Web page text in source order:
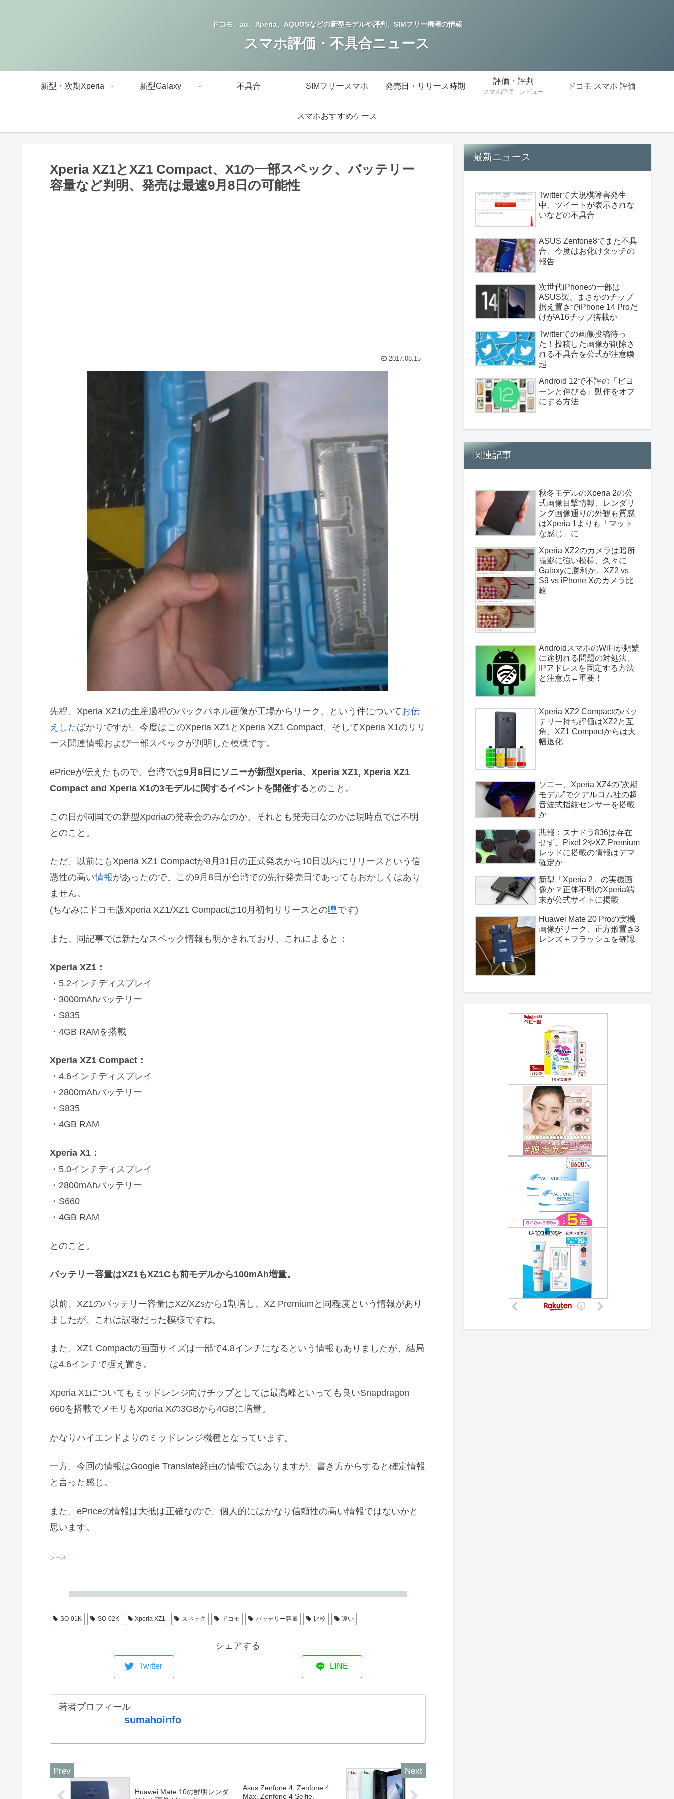
ドコモ、au、Xperia、AQUOSなどの新型モデルや評判、SIMフリー機種の情報
スマホ評価・不具合ニュース
新型・次期Xperia 新型Galaxy 不具合 SIMフリースマホ 発売日・リリース時期
評価・評判
スマホ評価 レビュー
ドコモ スマホ 評価
スマホおすすめケース
Xperia XZ1とXZ1 Compact、X1の一部スペック、バッテリー
容量など判明、発売は最速9月8日の可能性
2017.08.15
先程、Xperia XZ1の生産過程のバックパネル画像が工場からリーク、という件についてお伝
えしたばかりですが、今度はこのXperia XZ1とXperia XZ1 Compact、そしてXperia X1のリリ
ース関連情報および一部スペックが判明した模様です。
ePriceが伝えたもので、台湾では9月8日にソニーが新型Xperia、Xperia XZ1, Xperia XZ1
Compact and Xperia X1の3モデルに関するイベントを開催する とのこと。
この日が同国での新型Xperiaの発表会のみなのか、それとも発売日なのかは現時点では不明
とのこと。
ただ、以前にもXperia XZ1 Compactが8月31日の正式発表から10日以内にリリースという信
憑性の高い情報があったので、この9月8日が台湾での先行発売日であってもおかしくはあり
ません。
(ちなみにドコモ版Xperia XZ1/XZ1 Compactは10月初旬リリースとの噂です)
また、同記事では新たなスペック情報も明かされており、これによると：
Xperia XZ1：
・5.2インチディスプレイ
・3000mAhバッテリー
・S835
・4GB RAMを搭載
Xperia XZ1 Compact：
・4.6インチディスプレイ
・2800mAhバッテリー
・S835
・4GB RAM
Xperia X1：
・5.0インチディスプレイ
・2800mAhバッテリー
・S660
・4GB RAM
とのこと。
バッテリー容量はXZ1もXZ1Cも前モデルから100mAh増量。
以前、XZ1のバッテリー容量はXZ/XZsから1割増し、XZ Premiumと同程度という情報があり
ましたが、これは誤報だった模様ですね。
また、XZ1 Compactの画面サイズは一部で4.8インチになるという情報もありましたが、結局
は4.6インチで据え置き。
Xperia X1についてもミッドレンジ向けチップとしては最高峰といっても良いSnapdragon
660を搭載でメモリもXperia Xの3GBから4GBに増量。
かなりハイエンドよりのミッドレンジ機種となっています。
一方、今回の情報はGoogle Translate経由の情報ではありますが、書き方からすると確定情報
と言った感じ。
また、ePriceの情報は大抵は正確なので、個人的にはかなり信頼性の高い情報ではないかと
思います。
ソース
SO-01K SO-02K Xperia XZ1 スペック ドコモ バッテリー容量 比較 違い
シェアする
Twitter LINE
著者プロフィール
sumahoinfo
Huawei Mate 10の鮮明レンダ
Asus Zenfone 4, Zenfone 4
Max, Zenfone 4 Selfie,
最新ニュース
Twitterで大規模障害発生
中、ツイートが表示されな
いなどの不具合
ASUS Zenfone8でまた不具
合、今度はお化けタッチの
報告
次世代iPhoneの一部は
ASUS製、まさかのチップ
据え置きでiPhone 14 Proだ
けがA16チップ搭載か
Twitterでの画像投稿待っ
た！投稿した画像が削除さ
れる不具合を公式が注意喚
起
Android 12で不評の「ビヨ
ーンと伸びる」動作をオフ
にする方法
関連記事
秋冬モデルのXperia 2の公
式画像目撃情報、レンダリ
ング画像通りの外観も質感
はXperia 1よりも「マット
な感じ」に
Xperia XZ2のカメラは暗所
撮影に強い模様、久々に
Galaxyに勝利か。XZ2 vs
S9 vs iPhone Xのカメラ比
較
AndroidスマホのWiFiが頻繁
に途切れる問題の対処法、
IPアドレスを固定する方法
と注意点←重要！
Xperia XZ2 Compactのバッ
テリー持ち評価はXZ2と互
角、XZ1 Compactからは大
幅退化
ソニー、Xperia XZ4の”次期
モデル”でクアルコム社の超
音波式指紋センサーを搭載
か
悲報：スナドラ836は存在
せず、Pixel 2やXZ Premium
レッドに搭載の情報はデマ
確定か
新型「Xperia 2」の実機画
像か？正体不明のXperia端
末が公式サイトに掲載
Huawei Mate 20 Proの実機
画像がリーク、正方形置き3
レンズ＋フラッシュを確認